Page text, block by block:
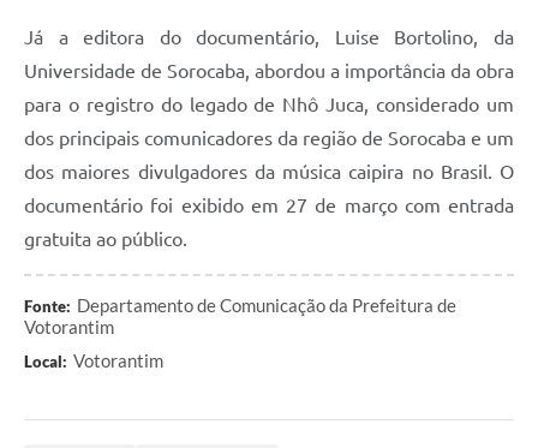
Já a editora do documentário, Luise Bortolino, da
Universidade de Sorocaba, abordou a importância da obra
para o registro do legado de Nhô Juca, considerado um
dos principais comunicadores da região de Sorocaba e um
dos maiores divulgadores da música caipira no Brasil. O
documentário foi exibido em 27 de março com entrada
gratuita ao público.
Fonte: Departamento de Comunicação da Prefeitura de
Votorantim
Local: Votorantim